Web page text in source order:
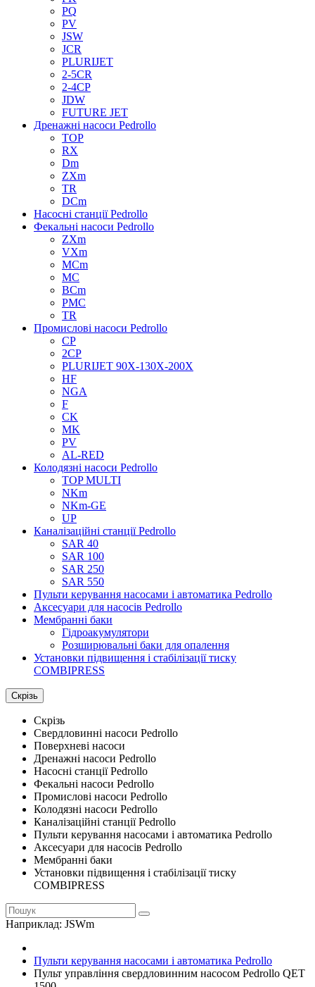
PQ
PV
JSW
JCR
PLURIJET
2-5CR
2-4CP
JDW
FUTURE JET
Дренажні насоси Pedrollo
TOP
RX
Dm
ZXm
TR
DCm
Насосні станції Pedrollo
Фекальні насоси Pedrollo
ZXm
VXm
MCm
MC
BCm
PMC
TR
Промислові насоси Pedrollo
CP
2CP
PLURIJET 90X-130X-200X
HF
NGA
F
CK
MK
PV
AL-RED
Колодязні насоси Pedrollo
TOP MULTI
NKm
NKm-GE
UP
Каналізаційні станції Pedrollo
SAR 40
SAR 100
SAR 250
SAR 550
Пульти керування насосами і автоматика Pedrollo
Аксесуари для насосів Pedrollo
Мембранні баки
Гідроакумулятори
Розширювальні баки для опалення
Установки підвищення і стабілізації тиску
COMBIPRESS
Скрізь
Скрізь
Свердловинні насоси Pedrollo
Поверхневі насоси
Дренажні насоси Pedrollo
Насосні станції Pedrollo
Фекальні насоси Pedrollo
Промислові насоси Pedrollo
Колодязні насоси Pedrollo
Каналізаційні станції Pedrollo
Пульти керування насосами і автоматика Pedrollo
Аксесуари для насосів Pedrollo
Мембранні баки
Установки підвищення і стабілізації тиску
COMBIPRESS
Наприклад: JSWm
Пульти керування насосами і автоматика Pedrollo
Пульт управління свердловинним насосом Pedrollo QET